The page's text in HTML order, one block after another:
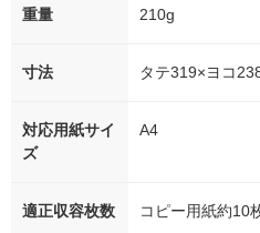
重量 210g
寸法 タテ319×ヨコ
対応用紙サイ
ズ
A4
適正収容枚数 コピー用紙約10